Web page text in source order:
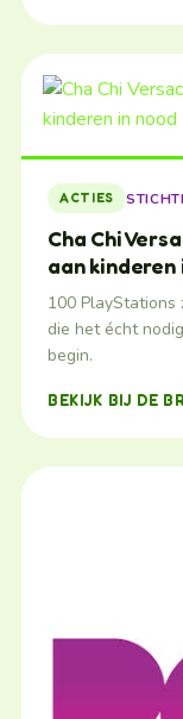
ACTIES
Cha Chi
aan kinderen
100 PlayStations
die het écht
begin.
BEKIJK BIJ DE